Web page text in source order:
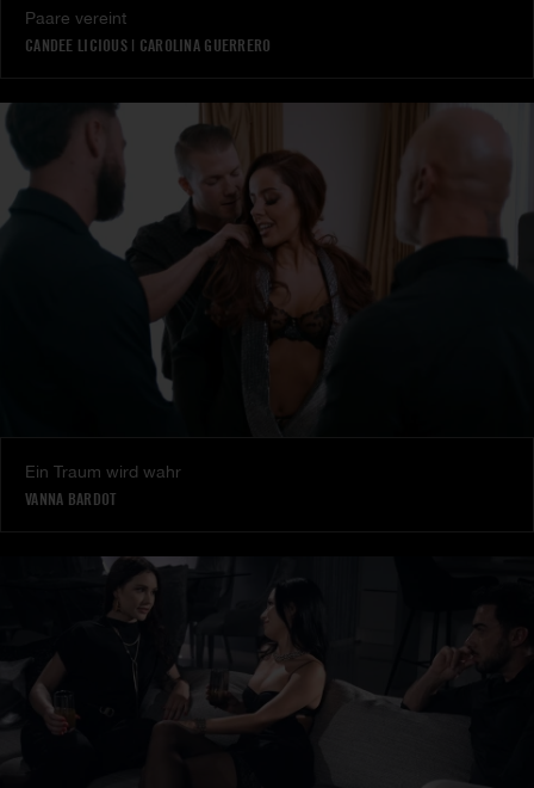
Paare vereint
CANDEE LICIOUS| CAROLINA GUERRERO
Ein Traum wird wahr
VANNA BARDOT